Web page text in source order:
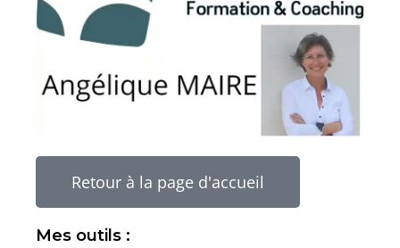
Retour à la page d'accueil
Mes outils :